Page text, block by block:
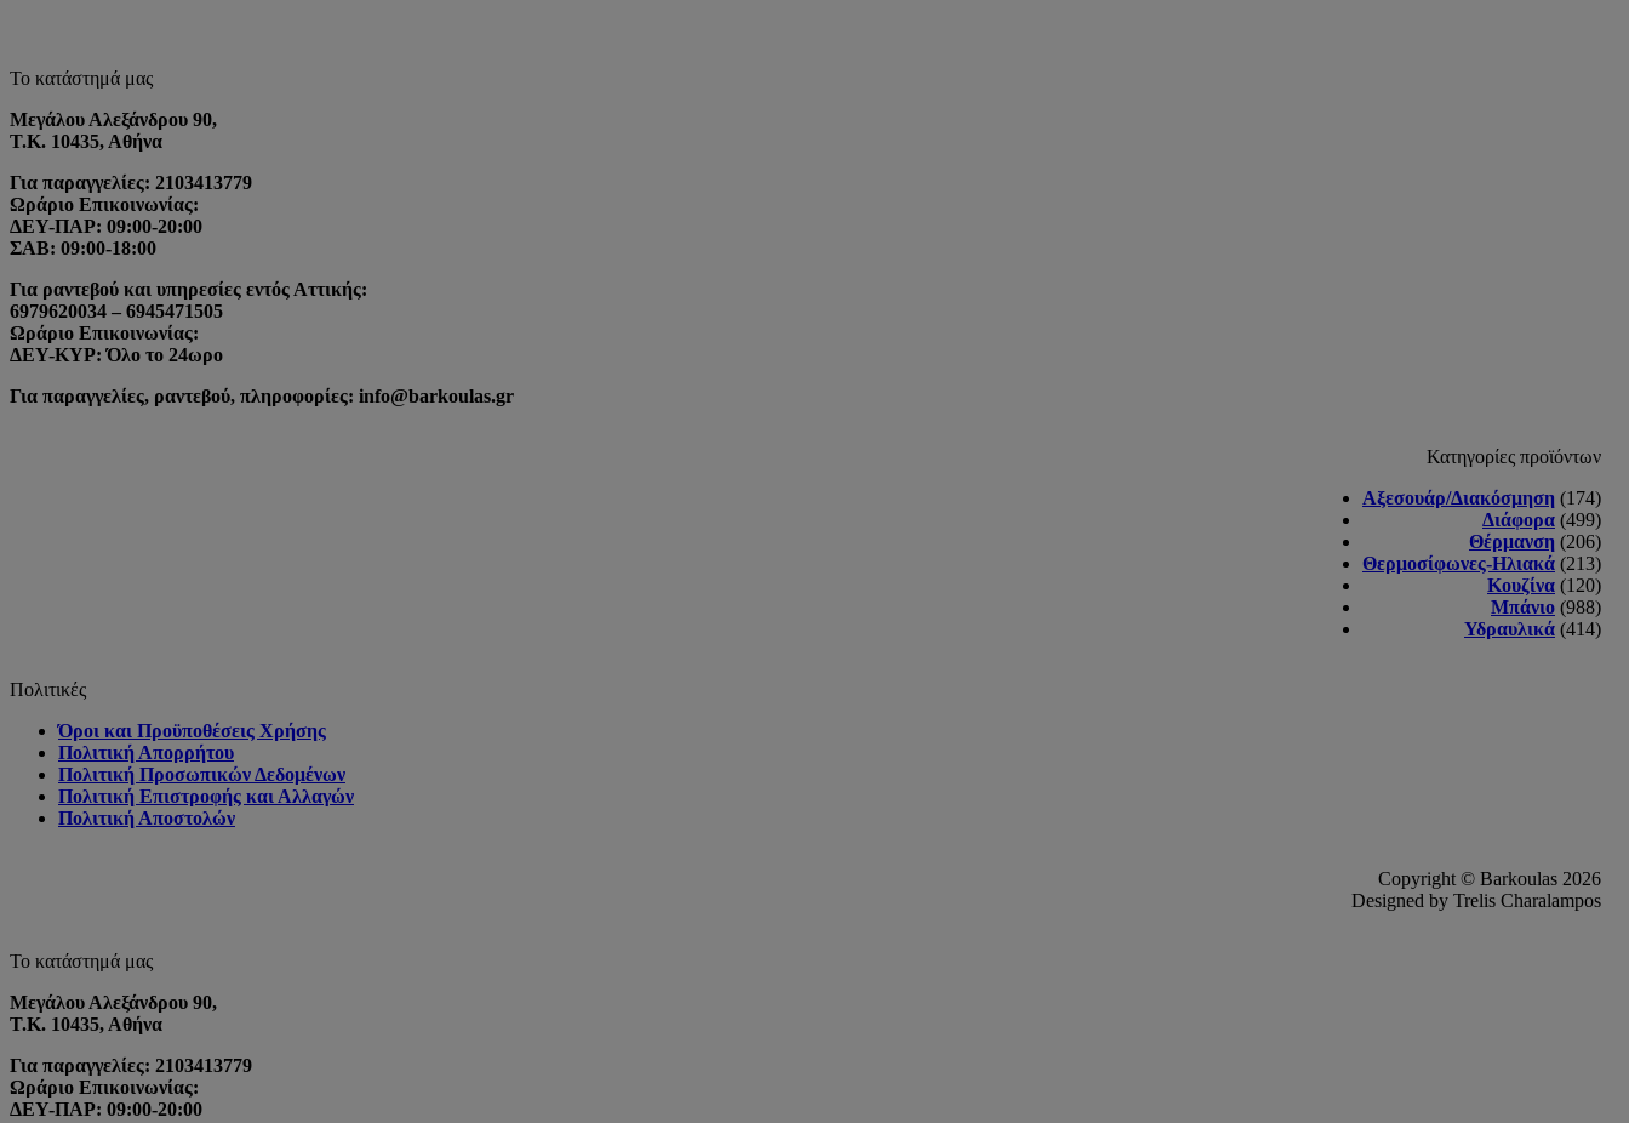
Το κατάστημά μας
Μεγάλου Αλεξάνδρου 90,
Τ.Κ. 10435, Αθήνα
Για παραγγελίες: 2103413779
Ωράριο Επικοινωνίας:
ΔΕΥ-ΠΑΡ: 09:00-20:00
ΣΑΒ: 09:00-18:00
Για ραντεβού και υπηρεσίες εντός Αττικής:
6979620034 – 6945471505
Ωράριο Επικοινωνίας:
ΔΕΥ-ΚΥΡ: Όλο το 24ωρο
Για παραγγελίες, ραντεβού, πληροφορίες: info@barkoulas.gr
Κατηγορίες προϊόντων
Αξεσουάρ/Διακόσμηση (174)
Διάφορα (499)
Θέρμανση (206)
Θερμοσίφωνες-Ηλιακά (213)
Κουζίνα (120)
Μπάνιο (988)
Υδραυλικά (414)
Πολιτικές
Όροι και Προϋποθέσεις Χρήσης
Πολιτική Απορρήτου
Πολιτική Προσωπικών Δεδομένων
Πολιτική Επιστροφής και Αλλαγών
Πολιτική Αποστολών
Copyright © Barkoulas 2026
Designed by Trelis Charalampos
Το κατάστημά μας
Μεγάλου Αλεξάνδρου 90,
Τ.Κ. 10435, Αθήνα
Για παραγγελίες: 2103413779
Ωράριο Επικοινωνίας:
ΔΕΥ-ΠΑΡ: 09:00-20:00